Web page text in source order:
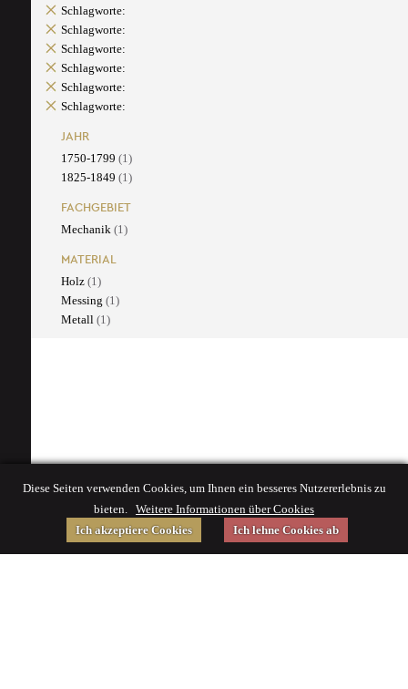
Schlagworte:
Schlagworte:
Schlagworte:
Schlagworte:
Schlagworte:
Schlagworte:
JAHR
1750-1799 (1)
1825-1849 (1)
FACHGEBIET
Mechanik (1)
MATERIAL
Holz (1)
Messing (1)
Metall (1)
Diese Seiten verwenden Cookies, um Ihnen ein besseres Nutzererlebnis zu
bieten. Weitere Informationen über Cookies
Ich akzeptiere Cookies
Ich lehne Cookies ab